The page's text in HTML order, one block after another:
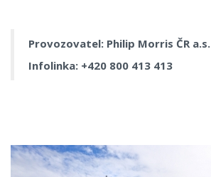
Provozovatel: Philip Morris ČR a.s.
Infolinka: +420 800 413 413